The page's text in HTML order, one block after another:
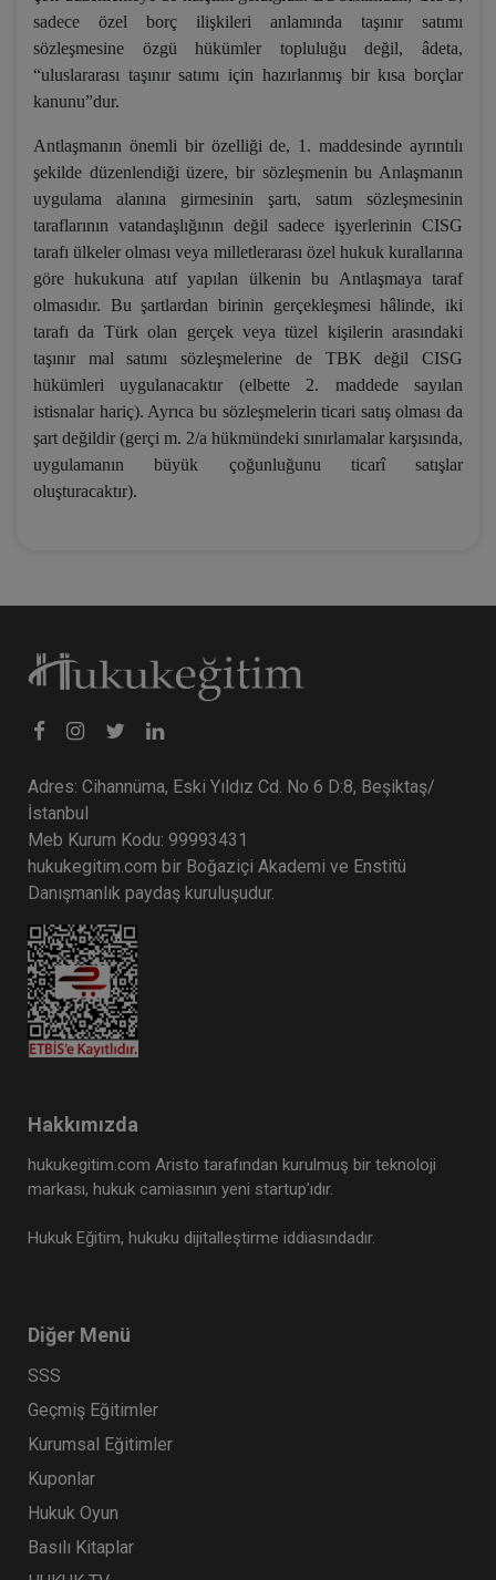
sadece özel borç ilişkileri anlamında taşınır satımı
sözleşmesine özgü hükümler topluluğu değil, âdeta,
“uluslararası taşınır satımı için hazırlanmış bir kısa borçlar
kanunu”dur.
Antlaşmanın önemli bir özelliği de, 1. maddesinde ayrıntılı
şekilde düzenlendiği üzere, bir sözleşmenin bu Anlaşmanın
uygulama alanına girmesinin şartı, satım sözleşmesinin
taraflarının vatandaşlığının değil sadece işyerlerinin CISG
tarafı ülkeler olması veya milletlerarası özel hukuk kurallarına
göre hukukuna atıf yapılan ülkenin bu Antlaşmaya taraf
olmasıdır. Bu şartlardan birinin gerçekleşmesi hâlinde, iki
tarafı da Türk olan gerçek veya tüzel kişilerin arasındaki
taşınır mal satımı sözleşmelerine de TBK değil CISG
hükümleri uygulanacaktır (elbette 2. maddede sayılan
istisnalar hariç). Ayrıca bu sözleşmelerin ticari satış olması da
şart değildir (gerçi m. 2/a hükmündeki sınırlamalar karşısında,
uygulamanın büyük çoğunluğunu ticarî satışlar
oluşturacaktır).
Adres: Cihannüma, Eski Yıldız Cd. No 6 D:8, Beşiktaş/
İstanbul
Meb Kurum Kodu: 99993431
hukukegitim.com bir Boğaziçi Akademi ve Enstitü
Danışmanlık paydaş kuruluşudur.
Hakkımızda
hukukegitim.com Aristo tarafından kurulmuş bir teknoloji
markası, hukuk camiasının yeni startup’ıdır.
Hukuk Eğitim, hukuku dijitalleştirme iddiasındadır.
Diğer Menü
SSS
Geçmiş Eğitimler
Kurumsal Eğitimler
Kuponlar
Hukuk Oyun
Basılı Kitaplar